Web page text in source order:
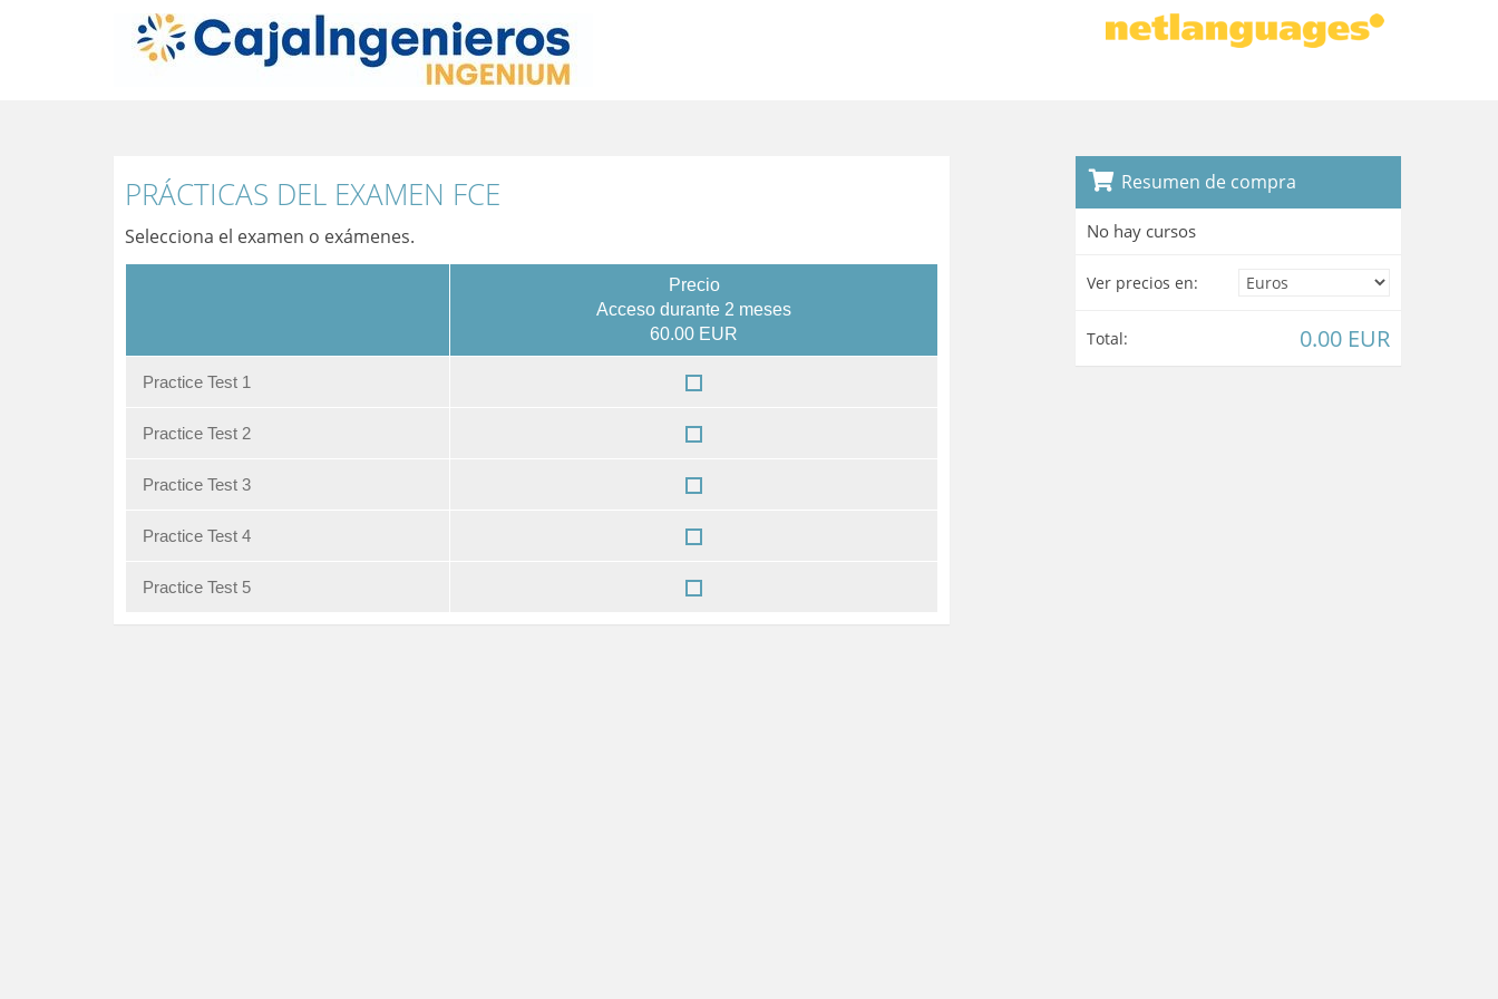
PRÁCTICAS DEL EXAMEN FCE
Selecciona el examen o exámenes.
Precio
Acceso durante 2 meses
60.00 EUR
Practice Test 1
Practice Test 2
Practice Test 3
Practice Test 4
Practice Test 5
Resumen de compra
No hay cursos
Ver precios en:
Total: 0.00 EUR